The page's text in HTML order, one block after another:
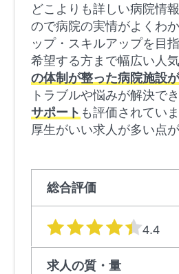
どこよりも詳しい病院情
ので病院の実情がよくわ
ップ・スキルアップを目
希望する方まで幅広い人気
の体制が整った病院施設
トラブルや悩みが解決で
サポート も評価されてい
厚生がいい求人が多い点が
総合評価
星の数
4.4
求人の質・量